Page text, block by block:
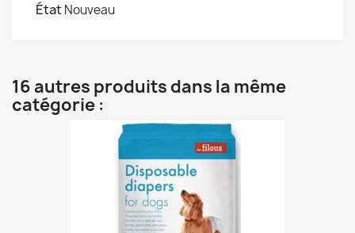
ÉtatNouveau
16 autres produits dans la même
catégorie :